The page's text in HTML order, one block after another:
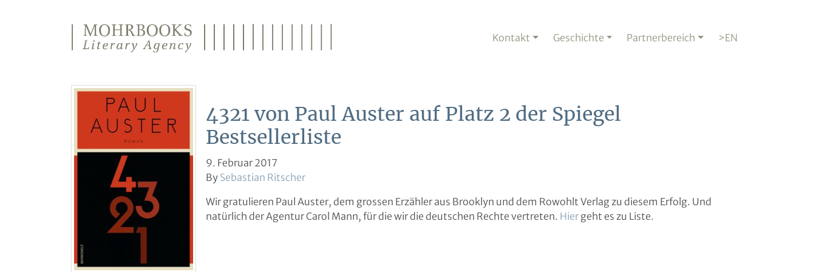
Kontakt Geschichte Partnerbereich >EN
4321 von Paul Auster auf Platz 2 der Spiegel
Bestsellerliste
9. Februar 2017
By Sebastian Ritscher
Wir gratulieren Paul Auster, dem grossen Erzähler aus Brooklyn und dem Rowohlt Verlag zu diesem Erfolg. Und
natürlich der Agentur Carol Mann, für die wir die deutschen Rechte vertreten. Hier geht es zu Liste.